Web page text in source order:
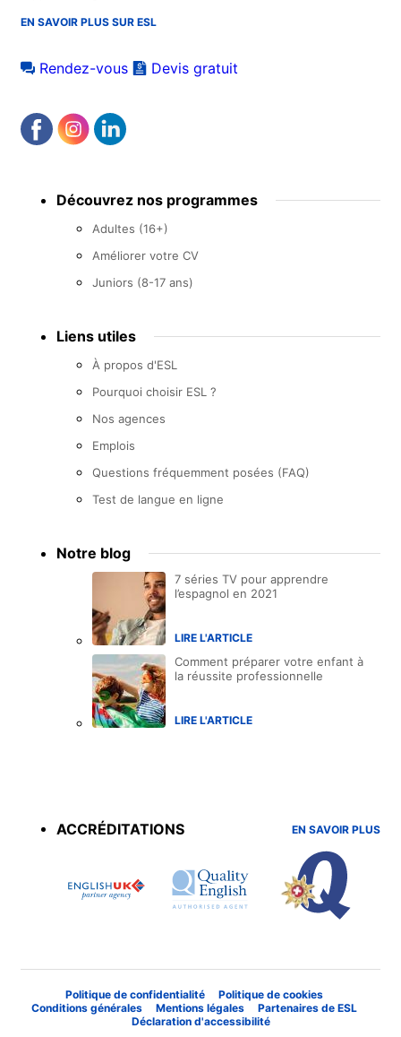
EN SAVOIR PLUS SUR ESL
Rendez-vous Devis gratuit
menu Découvrez nos programmes
Adultes (16+)
Améliorer votre CV
Juniors (8-17 ans)
Liens utiles
À propos d'ESL
Pourquoi choisir ESL ?
Nos agences
Emplois
Questions fréquemment posées (FAQ)
Test de langue en ligne
Notre blog
7 séries TV pour apprendre
l’espagnol en 2021
LIRE L'ARTICLE
Comment préparer votre enfant à
la réussite professionnelle
LIRE L'ARTICLE
ACCRÉDITATIONS
EN SAVOIR PLUS
Politique de confidentialité
Politique de cookies
Conditions générales
Mentions légales
Partenaires de ESL
Déclaration d'accessibilité